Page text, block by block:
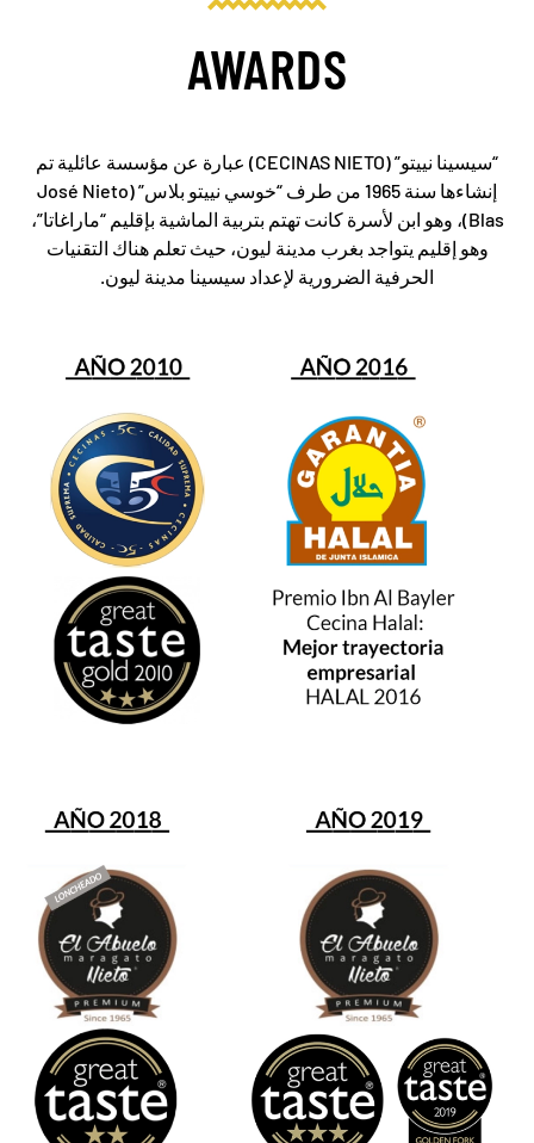
AWARDS
“سيسينا نييتو” (CECINAS NIETO) عبارة عن مؤسسة عائلية تم
إنشاءها سنة 1965 من طرف “خوسي نييتو بلاس” (
José Nieto
Blas)، وهو ابن لأسرة كانت تهتم بتربية الماشية بإقليم “ماراغاتا”،
وهو إقليم يتواجد بغرب مدينة ليون، حيث تعلم هناك التقنيات
الحرفية الضرورية لإعداد سيسينا مدينة ليون.